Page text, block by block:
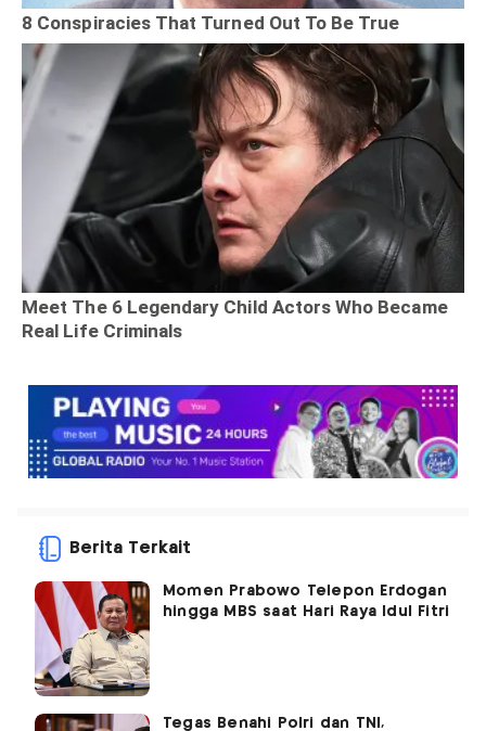
Berita Terkait
Momen Prabowo Telepon Erdogan
hingga MBS saat Hari Raya Idul Fitri
Tegas Benahi Polri dan TNI,